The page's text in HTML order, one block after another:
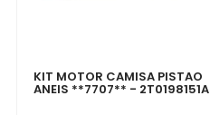
KIT MOTOR CAMISA PISTAO
ANEIS **7707** - 2T0198151A